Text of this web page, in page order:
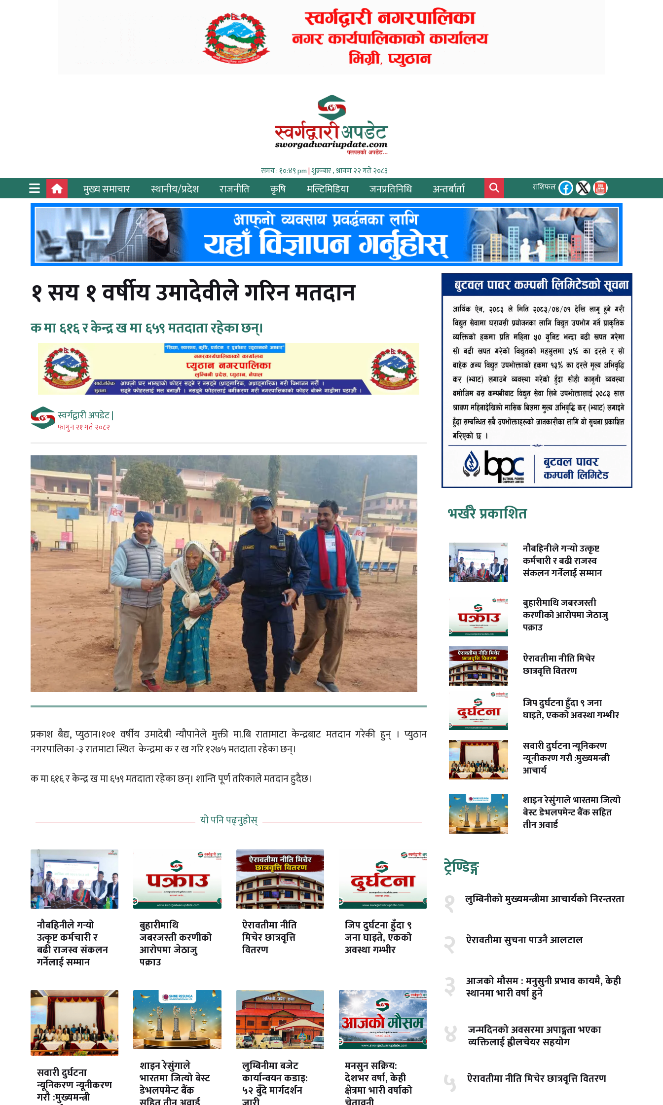
समय : १०:४९ pm|शुक्रबार , श्रावण २२ गते २०८३
मुख्य समाचार स्थानीय/प्रदेश राजनीति कृषि मल्टिमिडिया जनप्रतिनिधि अन्तर्बार्ता राशिफल
१ सय १ वर्षीय उमादेवीले गरिन मतदान
क मा ६१६ र केन्द्र ख मा ६५९ मतदाता रहेका छन्।
स्वर्गद्वारी अपडेट |
फागुन २१ गते २०८२
प्रकाश बैद्य, प्युठान।१०१ वर्षीय उमादेबी न्यौपानेले मुक्ती मा.बि रातामाटा केन्द्रबाट मतदान गरेकी हुन् । प्युठान
नगरपालिका -३ रातमाटा स्थित केन्द्रमा क र ख गरि १२७५ मतदाता रहेका छन्।
क मा ६१६ र केन्द्र ख मा ६५९ मतदाता रहेका छन्। शान्ति पूर्ण तरिकाले मतदान हुदैछ।
यो पनि पढ्नुहोस्
नौबहिनीले गर्‍यो
उत्कृष्ट कर्मचारी र
बढी राजस्व संकलन
गर्नेलाई सम्मान
बुहारीमाथि
जबरजस्ती करणीको
आरोपमा जेठाजु
पक्राउ
ऐरावतीमा नीति
मिचेर छात्रवृत्ति
वितरण
जिप दुर्घटना हुँदा ९
जना घाइते, एकको
अवस्था गम्भीर
सवारी दुर्घटना
न्यूनिकरण न्यूनीकरण
गरौ :मुख्यमन्त्री
शाइन रेसुंगाले
भारतमा जित्यो बेस्ट
डेभलपमेन्ट बैंक
लुम्बिनीमा बजेट
कार्यान्वयन कडाइ:
५२ बुँदे मार्गदर्शन
मनसुन सक्रिय:
देशभर वर्षा, केही
क्षेत्रमा भारी वर्षाको
भर्खरै प्रकाशित
नौबहिनीले गर्‍यो उत्कृष्ट
कर्मचारी र बढी राजस्व
संकलन गर्नेलाई सम्मान
बुहारीमाथि जबरजस्ती
करणीको आरोपमा जेठाजु
पक्राउ
ऐरावतीमा नीति मिचेर
छात्रवृत्ति वितरण
जिप दुर्घटना हुँदा ९ जना
घाइते, एकको अवस्था गम्भीर
सवारी दुर्घटना न्यूनिकरण
न्यूनीकरण गरौ :मुख्यमन्त्री
आचार्य
शाइन रेसुंगाले भारतमा जित्यो
बेस्ट डेभलपमेन्ट बैंक सहित
तीन अवार्ड
ट्रेण्डिङ्ग
१ लुम्बिनीको मुख्यमन्त्रीमा आचार्यको निरन्तरता
२ ऐरावतीमा सुचना पाउनै आलटाल
३ आजको मौसम : मनुसुनी प्रभाव कायमै, केही
स्थानमा भारी वर्षा हुने
४ जन्मदिनको अवसरमा अपाङ्गता भएका
व्यक्तिलाई ह्वीलचेयर सहयोग
५ ऐरावतीमा नीति मिचेर छात्रवृत्ति वितरण